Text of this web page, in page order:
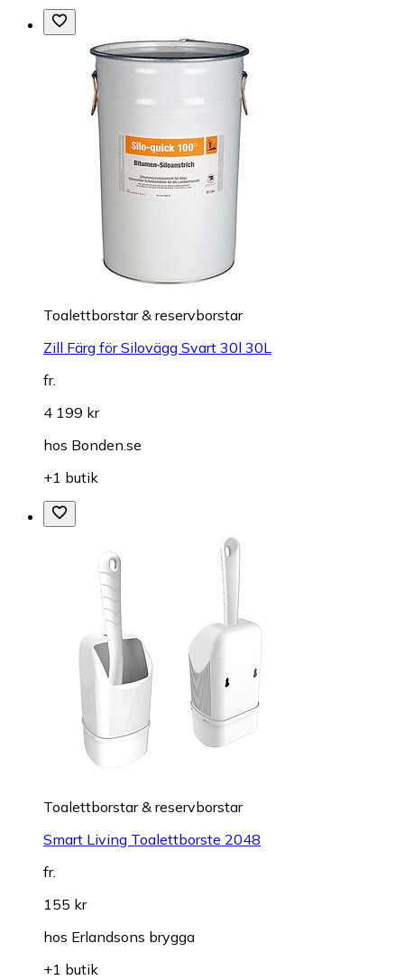
Toalettborstar & reservborstar
Zill Färg för Silovägg Svart 30l 30L
fr.
4 199 kr
hos Bonden.se
+1 butik
Toalettborstar & reservborstar
Smart Living Toalettborste 2048
fr.
155 kr
hos Erlandsons brygga
+1 butik